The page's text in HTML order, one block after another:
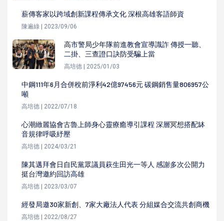
薪傳客家以跨域創新課程傳承文化 深根高雄客語師資
陳遍綠 | 2023/09/06
高市警局少年隊前進教會宣導識詐 傳授一聽、
二掛、三查證口訣防受騙上當
高培德 | 2025/01/03
中鋼111年6月合併稅前淨利42億97456元 碳鋼銷售量806957公
噸
高培德 | 2022/07/18
心潮緻麗協會古魯上師身心靈療癒導引課程 深層冥想搭配缽
音規律呼吸紓壓
高培德 | 2024/03/21
陳其邁拜會日自民黨眾議員萩生田光一等人 感謝多次公開力
挺台灣邀約回訪高雄
高培德 | 2023/03/07
經發局邀30家新創、7家大廠法人代表 分組媒合交流共創商機
高培德 | 2022/08/27